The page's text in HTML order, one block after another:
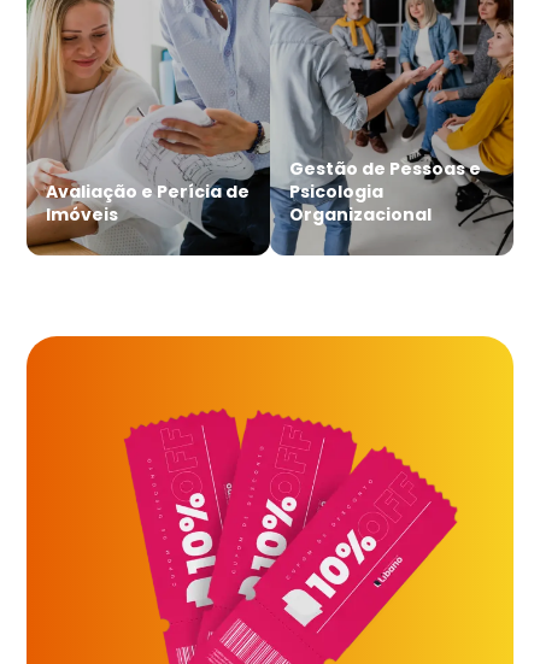
Avaliação e Perícia de
Imóveis
Gestão de Pessoas e
Psicologia
Organizacional